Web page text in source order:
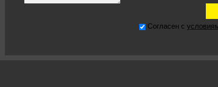
Согласен с